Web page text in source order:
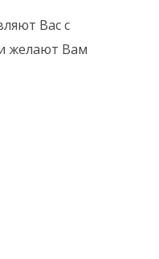
Вас с
желают Вам